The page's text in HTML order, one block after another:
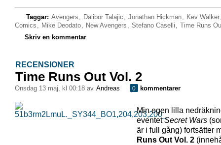
Taggar: Avengers , Dalibor Talajic , Jonathan Hickman, Kev Walker
Comics , Mike Deodato, New Avengers , Stefano Caselli , Time Runs
Skriv en kommentar
RECENSIONER
Time Runs Out Vol. 2
onsdag 13 maj, kl 00:18 av Andreas 0 kommentarer
Min egen lilla
eventetSecret Wars
är i full gång) fortsätter
Runs Out Vol. 2